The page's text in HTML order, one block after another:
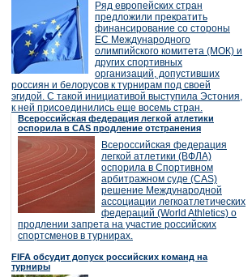
Ряд европейских стран
предложили прекратить
финансирование со стороны
ЕС Международного
олимпийского комитета (МОК) и
других спортивных
организаций, допустивших
россиян и белорусов к турнирам под своей
эгидой. С такой инициативой выступила Эстония,
к ней присоединились еще восемь стран.
Всероссийская федерация легкой атлетики
оспорила в CAS продление отстранения
Всероссийская федерация
легкой атлетики (ВФЛА)
оспорила в Спортивном
арбитражном суде (CAS)
решение Международной
ассоциации легкоатлетических
федераций (World Athletics) о
продлении запрета на участие российских
спортсменов в турнирах.
FIFA обсудит допуск российских команд на
турниры